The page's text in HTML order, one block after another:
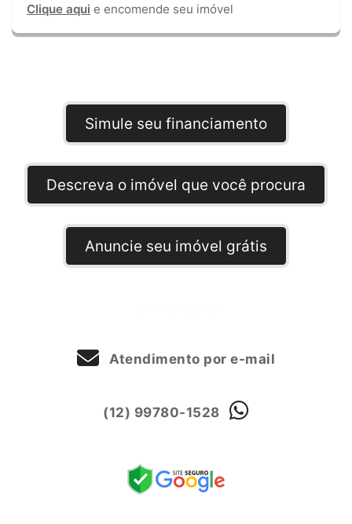
Clique aqui e encomende seu imóvel
Simule seu financiamento
Descreva o imóvel que você procura
Anuncie seu imóvel grátis
Atendimento por e-mail
(12) 99780-1528